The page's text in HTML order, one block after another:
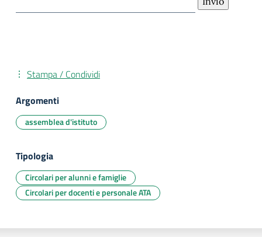
Stampa / Condividi
Argomenti
assemblea d'istituto
Tipologia
Circolari per alunni e famiglie
Circolari per docenti e personale ATA